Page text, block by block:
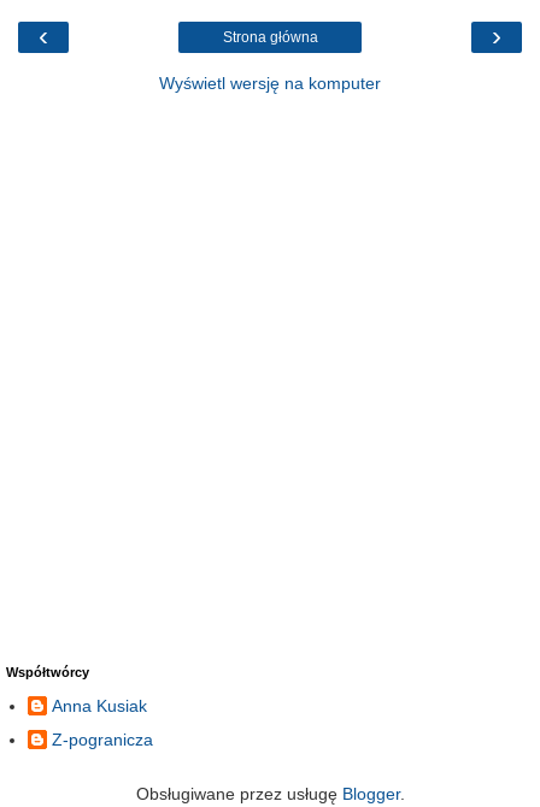
‹ ›
Strona główna
Wyświetl wersję na komputer
Współtwórcy
Anna Kusiak
Z-pogranicza
Obsługiwane przez usługę Blogger.